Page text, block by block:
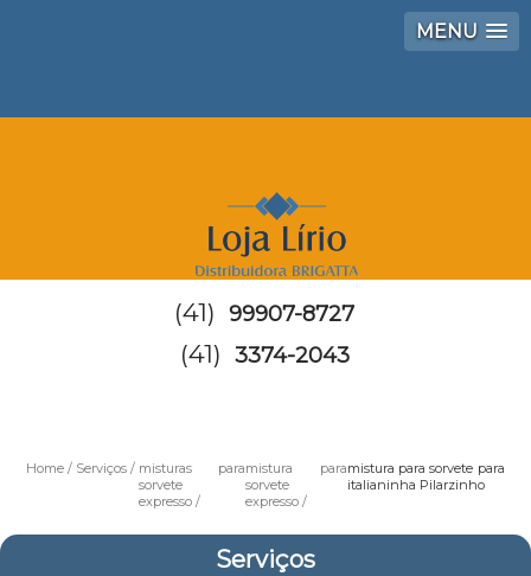
MENU
(41) 99907-8727
(41) 3374-2043
Home Serviços
misturas para
sorvete
expresso
mistura para
sorvete
expresso
mistura para sorvete para
italianinha Pilarzinho
Serviços